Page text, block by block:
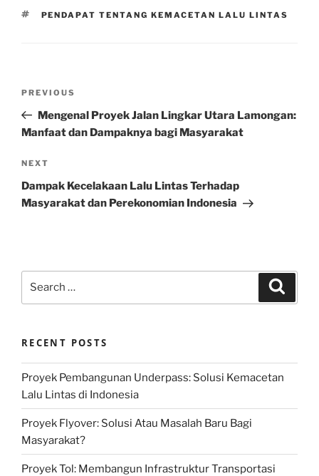
TAGS
PENDAPAT TENTANG KEMACETAN LALU LINTAS
Previous
Post
PREVIOUS
Mengenal Proyek Jalan Lingkar Utara Lamongan:
Manfaat dan Dampaknya bagi Masyarakat
Next
Post
NEXT
Dampak Kecelakaan Lalu Lintas Terhadap
Masyarakat dan Perekonomian Indonesia
RECENT POSTS
Proyek Pembangunan Underpass: Solusi Kemacetan
Lalu Lintas di Indonesia
Proyek Flyover: Solusi Atau Masalah Baru Bagi
Masyarakat?
Proyek Tol: Membangun Infrastruktur Transportasi